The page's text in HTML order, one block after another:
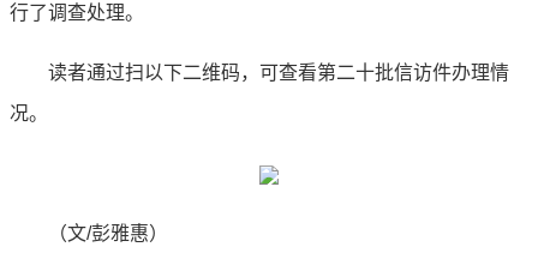
行了调查处理。
读者通过扫以下二维码，可查看第二十批信访件办理情
况。
（文/彭雅惠）